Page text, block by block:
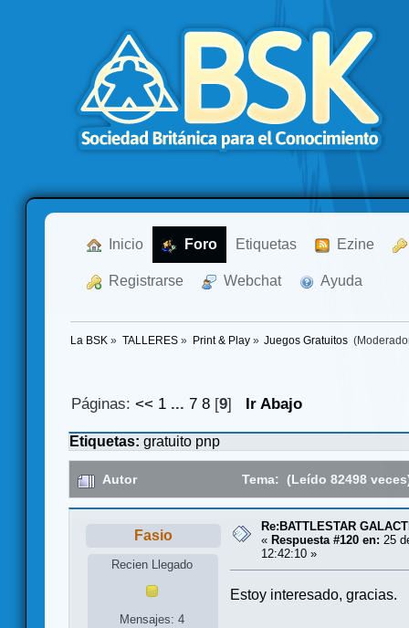
Inicio Foro Etiquetas Ezine
Registrarse Webchat Ayuda
La BSK » TALLERES» Print & Play» Juegos Gratuitos
Páginas:<< 1 ...7 8 [9] Ir Abajo
Etiquetas: gratuito pnp
Autor Tema: (Leído 82498
Fasio
Recien Llegado
Mensajes: 4
Re:BATTLESTAR
« Respuesta #120 en: 25
12:42:10 »
Estoy interesado, gracias.